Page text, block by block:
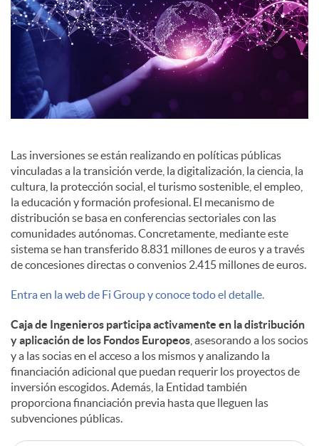
l
e
s
Las inversiones se están realizando en políticas públicas
vinculadas a la transición verde, la digitalización, la ciencia, la
cultura, la protección social, el turismo sostenible, el empleo,
la educación y formación profesional. El mecanismo de
distribución se basa en conferencias sectoriales con las
comunidades autónomas. Concretamente, mediante este
sistema se han transferido 8.831 millones de euros y a través
de concesiones directas o convenios 2.415 millones de euros.
Entra en la web de Fi Group y conoce todo el detalle.
Caja de Ingenieros participa activamente en la distribución
y aplicación de los Fondos Europeos , asesorando a los socios
y a las socias en el acceso a los mismos y analizando la
financiación adicional que puedan requerir los proyectos de
inversión escogidos. Además, la Entidad también
proporciona financiación previa hasta que lleguen las
subvenciones públicas.